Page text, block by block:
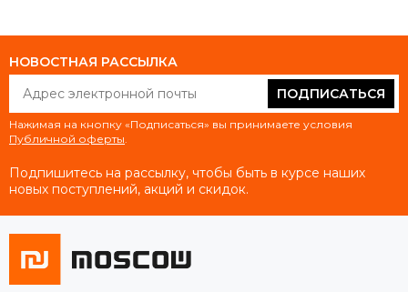
НОВОСТНАЯ РАССЫЛКА
ПОДПИСАТЬСЯ
Нажимая на кнопку «Подписаться» вы принимаете условия
Публичной оферты.
Подпишитесь на рассылку, чтобы быть в курсе наших
новых поступлений, акций и скидок.